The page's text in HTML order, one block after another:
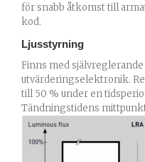
för snabb åtkomst till
kod.
Ljusstyrning
Finns med
utvärderingselektronik.
till 50 % under en
Tändningstidens